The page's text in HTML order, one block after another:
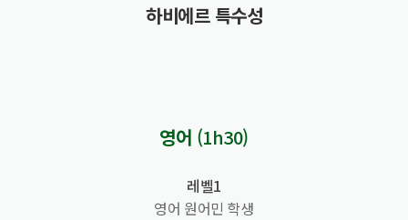
하비에르 특수성
영어 (1h30)
레벨1
영어 원어민 학생